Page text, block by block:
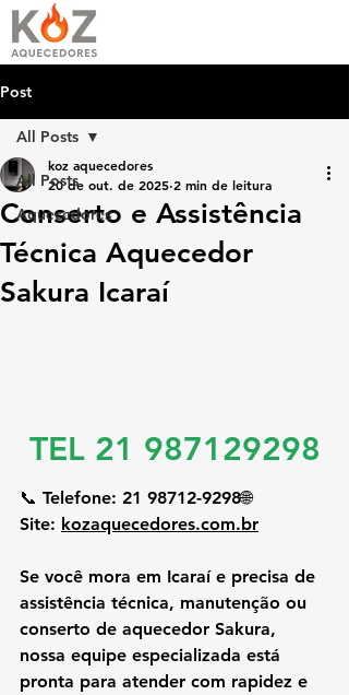
Post
All Posts
Aquecedores
All Posts
Conserto e Assistência
Técnica Aquecedor
Sakura Icaraí
koz aquecedores
20 de out. de 2025 2 min de leitura
TEL 21 987129298
📞 Telefone: 21 98712-9298🌐
Site: kozaquecedores.com.br
Se você mora em Icaraí e precisa de
assistência técnica, manutenção ou
conserto de aquecedor Sakura,
nossa equipe especializada está
pronta para atender com rapidez e